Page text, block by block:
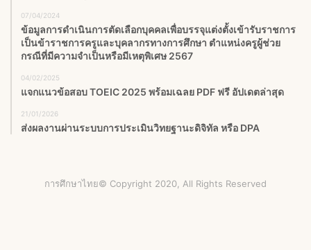
07/04/2024
ข้อมูลการดำเนินการตัดเลือกบุคคลเพื่อบรรจุแต่งตั้งเข้ารับราชการ
เป็นข้าราชการครูและบุคลากรทางการศึกษา ตำแหน่งครูผู้ช่วย
กรณีที่มีความจำเป็นหรือมีเหตุพิเศษ 2567
04/02/2025
แจกแนวข้อสอบ TOEIC 2025 พร้อมเฉลย PDF ฟรี อัปเดตล่าสุด
21/01/2026
ส่งผลงานผ่านระบบการประเมินวิทยฐานะดิจิทัล หรือ DPA
การศึกษาไทย© Copyright 2020, All Rights Reserved